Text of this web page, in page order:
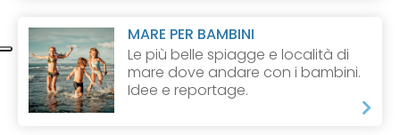
MARE PER BAMBINI
Le più belle spiagge e località di
mare dove andare con i bambini.
Idee e reportage.